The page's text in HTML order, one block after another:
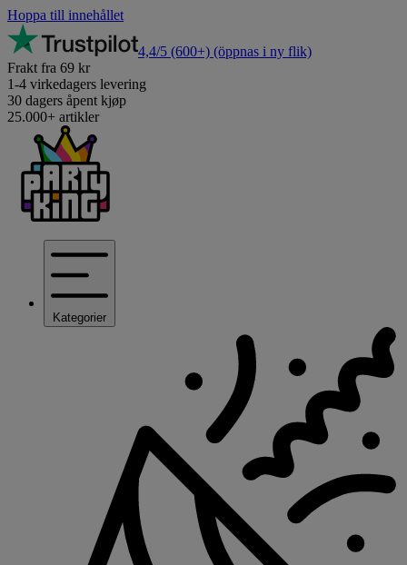
Hoppa till innehållet
4,4/5 (600+) (öppnas i ny flik)
Frakt fra 69 kr
1-4 virkedagers levering
30 dagers åpent kjøp
25.000+ artikler
Kategorier